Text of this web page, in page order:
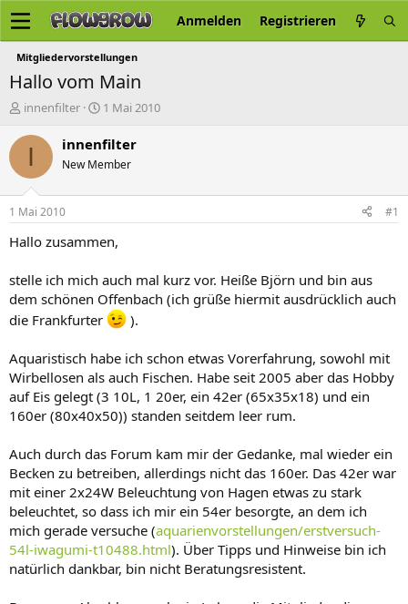
Anmelden Registrieren
Mitgliedervorstellungen
Hallo vom Main
E
s
l
e
r
innenfilter
E
s
e
t
a
1 Mai 2010
I innenfilter
New Member
1 Mai 2010 #1
Hallo zusammen,
stelle ich mich auch mal kurz vor. Heiße Björn und bin aus
dem schönen Offenbach (ich grüße hiermit ausdrücklich auch
die Frankfurter
).
Aquaristisch habe ich schon etwas Vorerfahrung, sowohl mit
Wirbellosen als auch Fischen. Habe seit 2005 aber das Hobby
auf Eis gelegt (3 10L, 1 20er, ein 42er (65x35x18) und ein
160er (80x40x50)) standen seitdem leer rum.
Auch durch das Forum kam mir der Gedanke, mal wieder ein
Becken zu betreiben, allerdings nicht das 160er. Das 42er war
mit einer 2x24W Beleuchtung von Hagen etwas zu stark
beleuchtet, so dass ich mir ein 54er besorgte, an dem ich
mich gerade versuche (aquarienvorstellungen/erstversuch-
54l-iwagumi-t10488.html). Über Tipps und Hinweise bin ich
natürlich dankbar, bin nicht Beratungsresistent.